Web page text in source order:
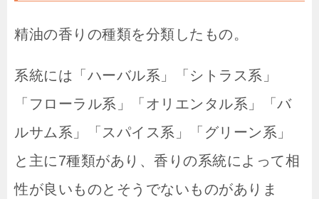
精油の香りの種類を分類したもの。
系統には「ハーバル系」「シトラス系」
「フローラル系」「オリエンタル系」「バ
ルサム系」「スパイス系」「グリーン系」
と主に7種類があり、香りの系統によって相
性が良いものとそうでないものがありま